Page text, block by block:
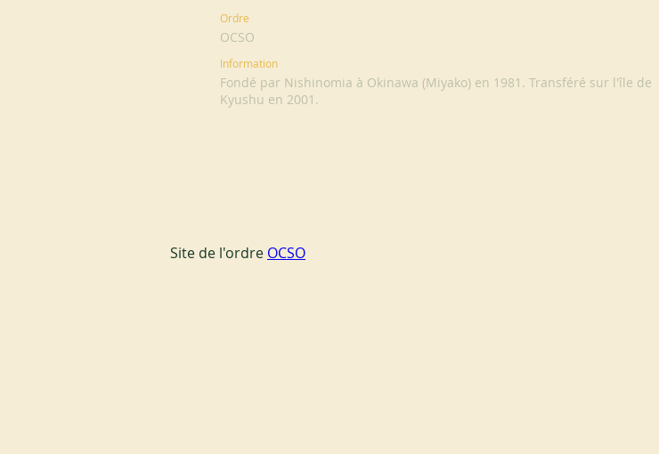
Ordre
OCSO
Information
Fondé par Nishinomia à Okinawa (Miyako) en 1981. Transféré sur l'île de
Kyushu en 2001.
Site de l'ordre OCSO